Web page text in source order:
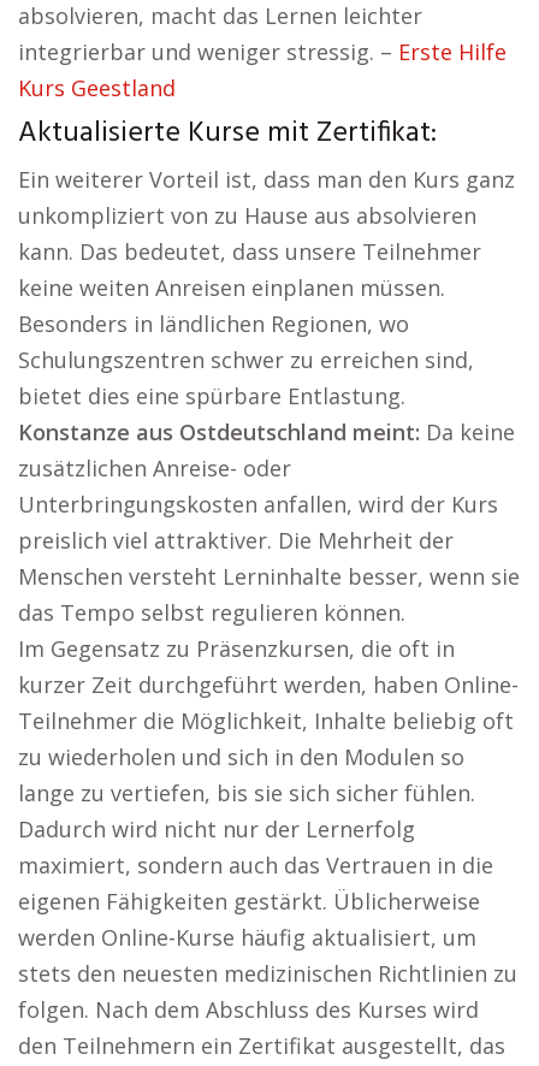
absolvieren, macht das Lernen leichter
integrierbar und weniger stressig. – Erste Hilfe
Kurs Geestland
Aktualisierte Kurse mit Zertifikat:
Ein weiterer Vorteil ist, dass man den Kurs ganz
unkompliziert von zu Hause aus absolvieren
kann. Das bedeutet, dass unsere Teilnehmer
keine weiten Anreisen einplanen müssen.
Besonders in ländlichen Regionen, wo
Schulungszentren schwer zu erreichen sind,
bietet dies eine spürbare Entlastung.
Konstanze aus Ostdeutschland meint: Da keine
zusätzlichen Anreise- oder
Unterbringungskosten anfallen, wird der Kurs
preislich viel attraktiver. Die Mehrheit der
Menschen versteht Lerninhalte besser, wenn sie
das Tempo selbst regulieren können.
Im Gegensatz zu Präsenzkursen, die oft in
kurzer Zeit durchgeführt werden, haben Online-
Teilnehmer die Möglichkeit, Inhalte beliebig oft
zu wiederholen und sich in den Modulen so
lange zu vertiefen, bis sie sich sicher fühlen.
Dadurch wird nicht nur der Lernerfolg
maximiert, sondern auch das Vertrauen in die
eigenen Fähigkeiten gestärkt. Üblicherweise
werden Online-Kurse häufig aktualisiert, um
stets den neuesten medizinischen Richtlinien zu
folgen. Nach dem Abschluss des Kurses wird
den Teilnehmern ein Zertifikat ausgestellt, das